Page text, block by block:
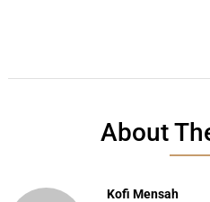
About
Kofi Mensah